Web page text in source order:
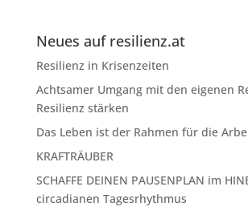
Neues auf resilienz.at
Resilienz in Krisenzeiten
Achtsamer Umgang mit den eigenen
Resilienz stärken
Das Leben ist der Rahmen für die
KRAFTRÄUBER
SCHAFFE DEINEN PAUSENPLAN im
circadianen Tagesrhythmus